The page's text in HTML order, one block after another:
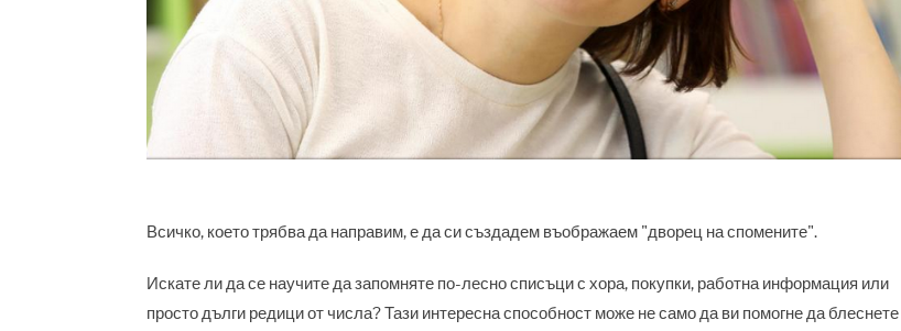
Всичко, което трябва да направим, е да си създадем въображаем "дворец на спомените".
Искате ли да се научите да запомняте по-лесно списъци с хора, покупки, работна информация или
просто дълги редици от числа? Тази интересна способност може не само да ви помогне да блеснете